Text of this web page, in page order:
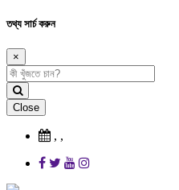
তথ্য সার্চ করুন
×
Close
, ,